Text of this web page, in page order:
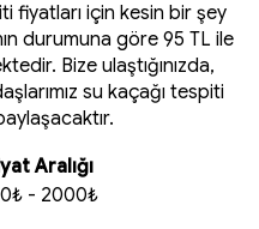
fiyatları için kesin bir şey
durumuna göre 95 TL ile
Bize ulaştığınızda,
su kaçağı tespiti
Aralığı
- 2000₺